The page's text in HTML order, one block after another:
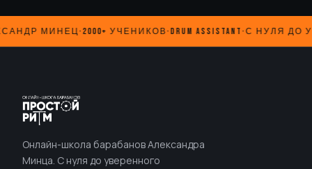
МИНЕЦ·2000+ УЧЕНИКОВ·DRUM ASSISTANT· С НУЛЯ ДО
Онлайн-школа барабанов Александра
Минца. С нуля до уверенного